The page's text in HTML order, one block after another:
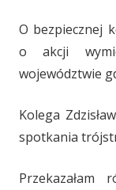
O bezpiecznej
o akcji
województwie
Kolega
spotkania
Przekazałam